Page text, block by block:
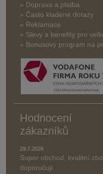
» Doprava a platba
» Často kladené dotazy
» Reklamace
» Slevy a benefity pro
» Bonusový program na
Hodnocení
zákazníků
29.7.2026
Super obchod, kvalitní
doporučuji.